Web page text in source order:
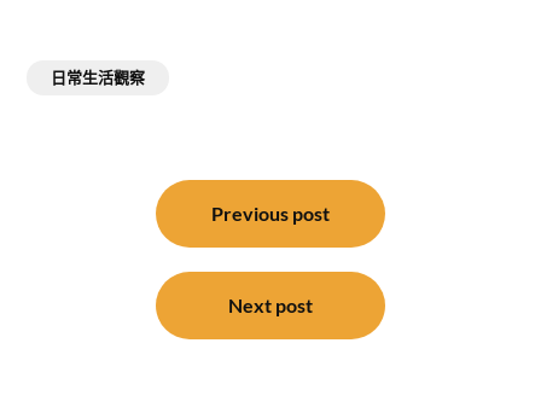
日常生活觀察
Previous post
Next post